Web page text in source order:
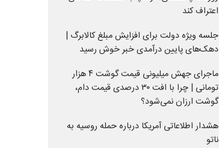
اعتراف کند
جلسه ویژه دولت برای افزایش مبلغ کالابرگ |
دهک‌های پایین درآمدی خبر خوش رسید
ماجرای جهش میلیونی قیمت گوشت ۴ هزار
تومانی | چرا با افت ۳۰ درصدی قیمت دام،
گوشت ارزان نمی‌شود؟
هشدار اطلاعاتی آمریکا درباره حمله روسیه به
ناتو